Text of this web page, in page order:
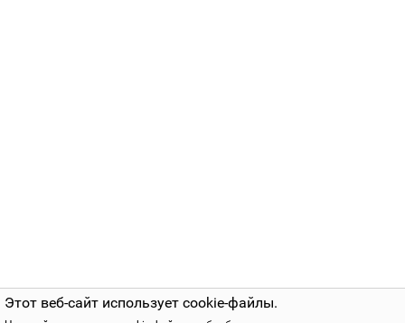
Этот веб-сайт использует cookie-файлы.